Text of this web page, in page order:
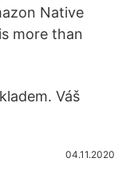
Native
more than
Váš
04.11.2020